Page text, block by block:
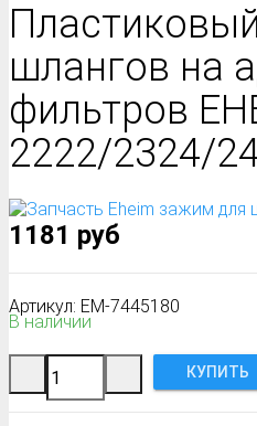
шлангов на
фильтров
2222/2324/
1181 руб
Артикул: EM-7445180
В наличии